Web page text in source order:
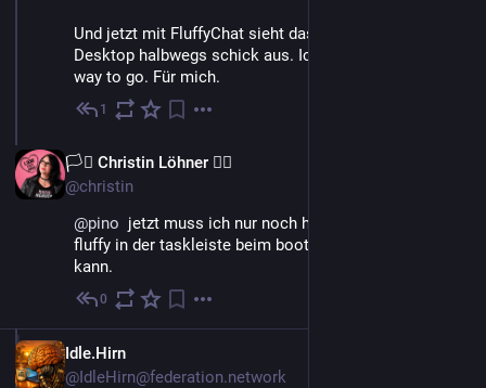
Und jetzt mit FluffyChat sieht das auch auf dem Linux
Desktop halbwegs schick aus. Ich denke, Fluffy is the
way to go. Für mich.
1
🏳️‍⚧️ Christin Löhner 🏳️‍🌈
@christin
@pino
  jetzt muss ich nur noch herausfinden, wie ich
fluffy in der taskleiste beim booten starten lassen
kann.
0
Idle.Hirn
@IdleHirn@federation.network